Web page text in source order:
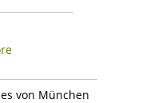
von München